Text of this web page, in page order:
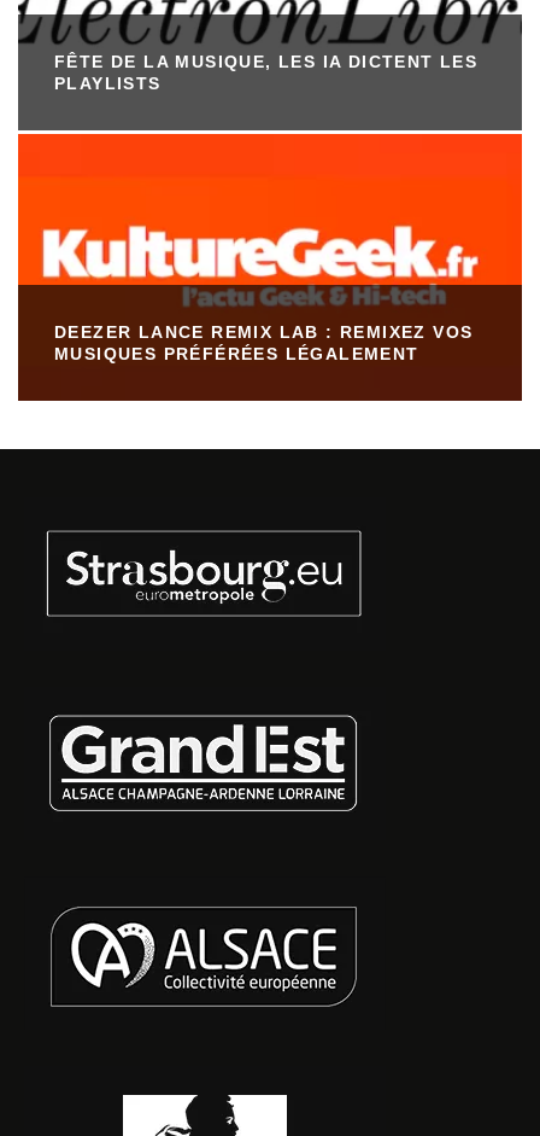
FÊTE DE LA MUSIQUE, LES IA DICTENT LES
PLAYLISTS
DEEZER LANCE REMIX LAB : REMIXEZ VOS
MUSIQUES PRÉFÉRÉES LÉGALEMENT